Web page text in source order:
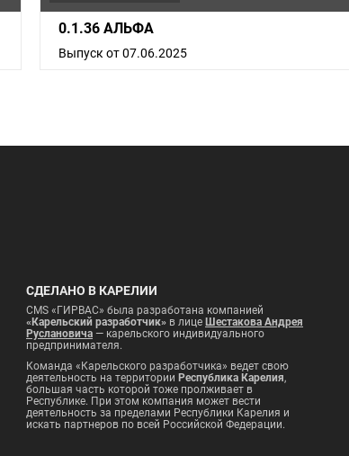
0.1.36 АЛЬФА
Выпуск от 07.06.2025
СДЕЛАНО В КАРЕЛИИ
CMS «ГИРВАС» была разработана компанией
«Карельский разработчик» в лице Шестакова Андрея
Руслановича — карельского индивидуального
предпринимателя.
Команда «Карельского разработчика» ведет свою
деятельность на территории Республика Карелия,
большая часть которой тоже пролживает в
Республике. При этом компания может вести
деятельность за пределами Республики Карелия и
искать партнеров по всей Российской Федерации.